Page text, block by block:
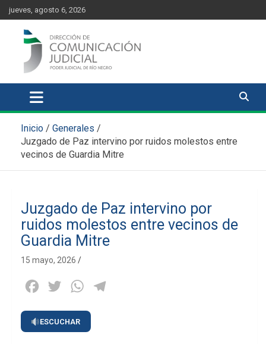
content
Skip
to
content
jueves, agosto 6, 2026
Comunicación Judicial
Inicio
Generales
Juzgado de Paz intervino por ruidos molestos entre
vecinos de Guardia Mitre
Juzgado de Paz intervino por
ruidos molestos entre vecinos de
Guardia Mitre
15 mayo, 2026
Facebook
Twitter WhatsApp
ESCUCHAR